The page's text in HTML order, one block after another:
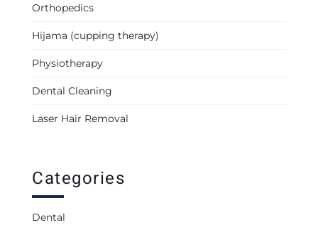
Orthopedics
Hijama (cupping therapy)
Physiotherapy
Dental Cleaning
Laser Hair Removal
Categories
Dental